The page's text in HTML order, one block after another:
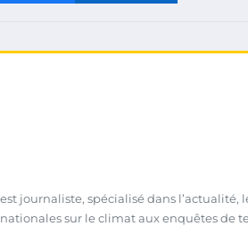
journaliste, spécialisé dans
sur le climat aux enquêtes de